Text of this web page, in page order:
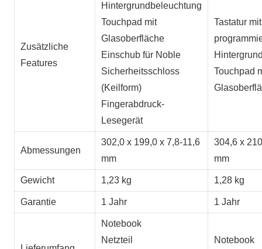
Zusätzliche
Features
Hintergrundbeleuchtung
Touchpad mit
Glasoberfläche
Einschub für Noble
Sicherheitsschloss
(Keilform)
Fingerabdruck-
Lesegerät
Tastatur mit
Touchpad
Abmessungen
302,0 x 199,0 x 7,8-11,6
mm
304,6 x
mm
Gewicht 1,23 kg 1,28 kg
Garantie 1 Jahr 1 Jahr
Notebook
Netzteil
Notebook